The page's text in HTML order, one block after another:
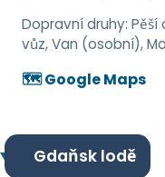
Dopravní druhy: Pěší
vůz, Van (osobní),
🗺️ Google Maps
Gdaňsk lodě